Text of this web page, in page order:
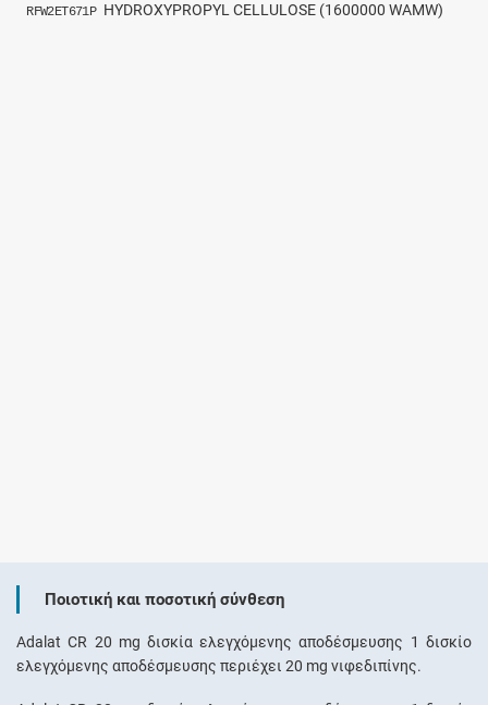
RFW2ET671P HYDROXYPROPYL CELLULOSE (1600000 WAMW)
Ποιοτική και ποσοτική σύνθεση
Adalat CR 20 mg δισκία ελεγχόμενης αποδέσμευσης 1 δισκίο
ελεγχόμενης αποδέσμευσης περιέχει 20 mg νιφεδιπίνης.